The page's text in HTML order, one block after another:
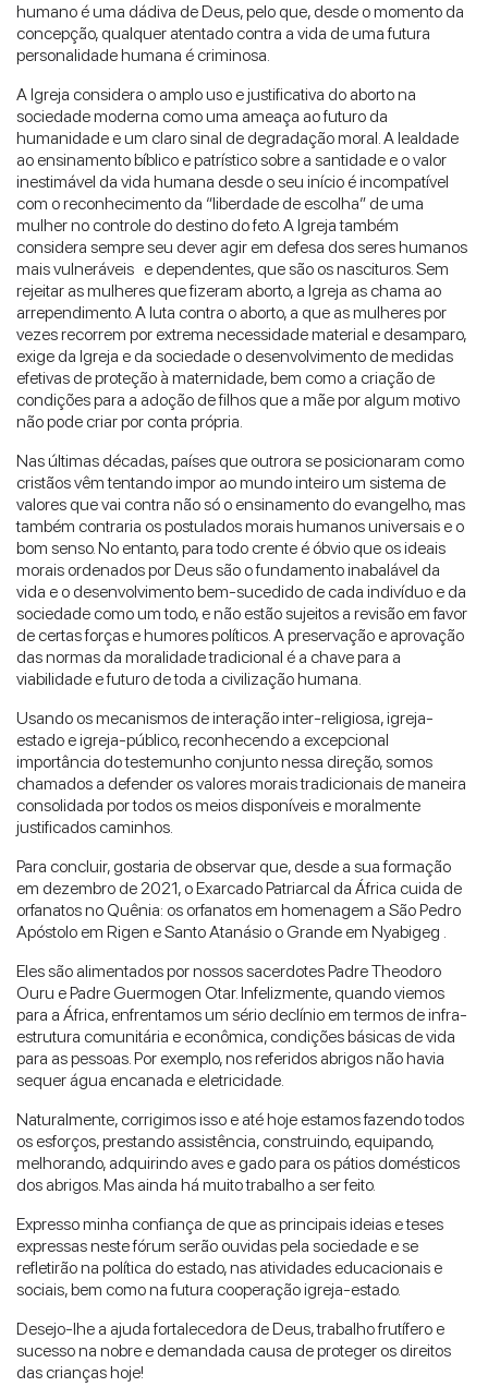
humano é uma dádiva de Deus, pelo que, desde o momento da
concepção, qualquer atentado contra a vida de uma futura
personalidade humana é criminosa.
A Igreja considera o amplo uso e justificativa do aborto na
sociedade moderna como uma ameaça ao futuro da
humanidade e um claro sinal de degradação moral. A lealdade
ao ensinamento bíblico e patrístico sobre a santidade e o valor
inestimável da vida humana desde o seu início é incompatível
com o reconhecimento da “liberdade de escolha” de uma
mulher no controle do destino do feto. A Igreja também
considera sempre seu dever agir em defesa dos seres humanos
mais vulneráveis e dependentes, que são os nascituros. Sem
rejeitar as mulheres que fizeram aborto, a Igreja as chama ao
arrependimento. A luta contra o aborto, a que as mulheres por
vezes recorrem por extrema necessidade material e desamparo,
exige da Igreja e da sociedade o desenvolvimento de medidas
efetivas de proteção à maternidade, bem como a criação de
condições para a adoção de filhos que a mãe por algum motivo
não pode criar por conta própria.
Nas últimas décadas, países que outrora se posicionaram como
cristãos vêm tentando impor ao mundo inteiro um sistema de
valores que vai contra não só o ensinamento do evangelho, mas
também contraria os postulados morais humanos universais e o
bom senso. No entanto, para todo crente é óbvio que os ideais
morais ordenados por Deus são o fundamento inabalável da
vida e o desenvolvimento bem-sucedido de cada indivíduo e da
sociedade como um todo, e não estão sujeitos a revisão em favor
de certas forças e humores políticos. A preservação e aprovação
das normas da moralidade tradicional é a chave para a
viabilidade e futuro de toda a civilização humana.
Usando os mecanismos de interação inter-religiosa, igreja-
estado e igreja-público, reconhecendo a excepcional
importância do testemunho conjunto nessa direção, somos
chamados a defender os valores morais tradicionais de maneira
consolidada por todos os meios disponíveis e moralmente
justificados caminhos.
Para concluir, gostaria de observar que, desde a sua formação
em dezembro de 2021, o Exarcado Patriarcal da África cuida de
orfanatos no Quênia: os orfanatos em homenagem a São Pedro
Apóstolo em Rigen e Santo Atanásio o Grande em Nyabigeg .
Eles são alimentados por nossos sacerdotes Padre Theodoro
Ouru e Padre Guermogen Otar. Infelizmente, quando viemos
para a África, enfrentamos um sério declínio em termos de infra-
estrutura comunitária e econômica, condições básicas de vida
para as pessoas. Por exemplo, nos referidos abrigos não havia
sequer água encanada e eletricidade.
Naturalmente, corrigimos isso e até hoje estamos fazendo todos
os esforços, prestando assistência, construindo, equipando,
melhorando, adquirindo aves e gado para os pátios domésticos
dos abrigos. Mas ainda há muito trabalho a ser feito.
Expresso minha confiança de que as principais ideias e teses
expressas neste fórum serão ouvidas pela sociedade e se
refletirão na política do estado, nas atividades educacionais e
sociais, bem como na futura cooperação igreja-estado.
Desejo-lhe a ajuda fortalecedora de Deus, trabalho frutífero e
sucesso na nobre e demandada causa de proteger os direitos
das crianças hoje!